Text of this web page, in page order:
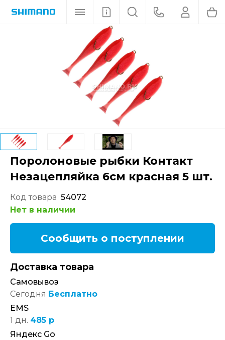
Поролоновые рыбки Контакт
Незацепляйка 6см красная 5 шт.
Код товара 54072
Нет в наличии
Сообщить о поступлении
Доставка товара
Самовывоз
Сегодня Бесплатно
EMS
1 дн. 485 р
Яндекс Go